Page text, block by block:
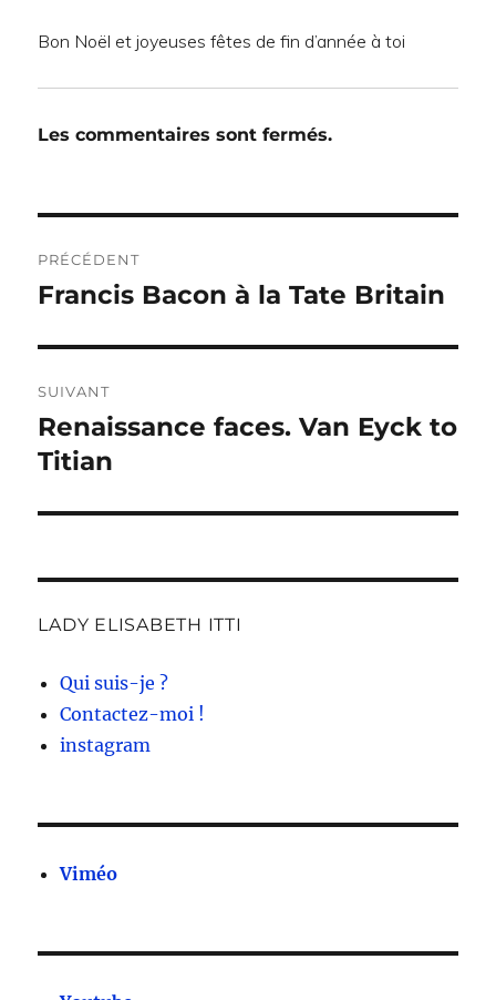
Bon Noël et joyeuses fêtes de fin d’année à toi
Les commentaires sont fermés.
de
PRÉCÉDENT
Publication
Francis Bacon à la Tate Britain
SUIVANT
Publication
suivante :
Renaissance faces. Van Eyck to
Titian
LADY ELISABETH ITTI
Qui suis-je ?
Contactez-moi !
instagram
Viméo